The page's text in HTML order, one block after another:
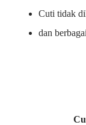
Cuti tidak
dan